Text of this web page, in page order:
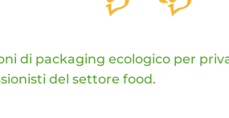
di packaging ecologico per
del settore food.